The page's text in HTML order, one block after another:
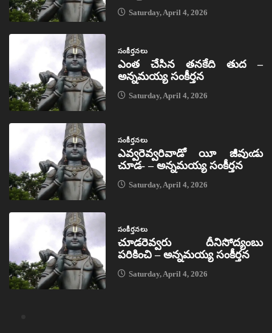
Saturday, April 4, 2026
సంకీర్తనలు
ఎంత చేసిన తనకేది తుద –
అన్నమయ్య సంకీర్తన
Saturday, April 4, 2026
సంకీర్తనలు
ఎవ్వరెవ్వరివాడో యీ జీవుఁడు
చూడ- – అన్నమయ్య సంకీర్తన
Saturday, April 4, 2026
సంకీర్తనలు
చూడరెవ్వరు దీనిసోద్యంబు
పరికించి – అన్నమయ్య సంకీర్తన
Saturday, April 4, 2026